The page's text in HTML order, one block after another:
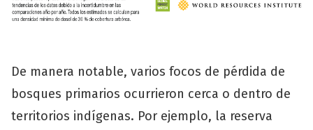
De manera notable, varios focos de pérdida de
bosques primarios ocurrieron cerca o dentro de
territorios indígenas. Por ejemplo, la reserva